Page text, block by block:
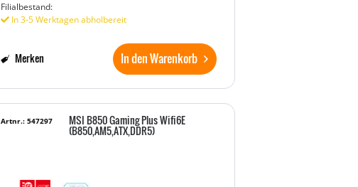
Filialbestand:
In 3-5 Werktagen abholbereit
In den Warenkorb
Merken
MSI B850 Gaming Plus Wifi6E
(B850,AM5,ATX,DDR5)
Artnr.: 547297